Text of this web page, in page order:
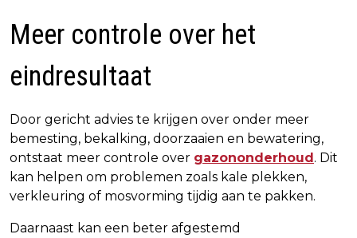
Meer controle over het
eindresultaat
Door gericht advies te krijgen over onder meer
bemesting, bekalking, doorzaaien en bewatering,
ontstaat meer controle over gazononderhoud. Dit
kan helpen om problemen zoals kale plekken,
verkleuring of mosvorming tijdig aan te pakken.
Daarnaast kan een beter afgestemd